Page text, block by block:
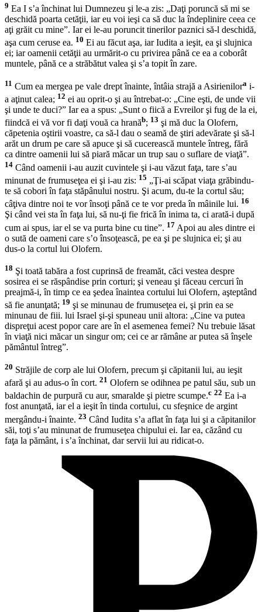
9 Ea I s’a închinat lui Dumnezeu şi le-a zis: „Daţi poruncă să mi se
deschidă poarta cetăţii, iar eu voi ieşi ca să duc la îndeplinire ceea ce
aţi grăit cu mine”. Iar ei le-au poruncit tinerilor paznici să-l deschidă,
aşa cum ceruse ea. 10 Ei au făcut aşa, iar Iudita a ieşit, ea şi slujnica
ei; iar oamenii cetăţii au urmărit-o cu privirea până ce ea a coborât
muntele, până ce a străbătut valea şi s’a topit în zare.
11 Cum ea mergea pe vale drept înainte, întâia strajă a Asirienilora i-
a aţinut calea; 12 ei au oprit-o şi au întrebat-o: „Cine eşti, de unde vii
şi unde te duci?” Iar ea a spus: „Sunt o fiică a Evreilor şi fug de la ei,
fiindcă ei vă vor fi daţi vouă ca hranăb; 13 şi mă duc la Olofern,
căpetenia oştirii voastre, ca să-l dau o seamă de ştiri adevărate şi să-l
arăt un drum pe care să apuce şi să cucerească muntele întreg, fără
ca dintre oamenii lui să piară măcar un trup sau o suflare de viaţă”.
14 Când oamenii i-au auzit cuvintele şi i-au văzut faţa, tare s’au
minunat de frumuseţea ei şi i-au zis: 15 „Ţi-ai scăpat viaţa grăbindu-
te să cobori în faţa stăpânului nostru. Şi acum, du-te la cortul său;
câţiva dintre noi te vor însoţi până ce te vor preda în mâinile lui. 16
Şi când vei sta în faţa lui, să nu-ţi fie frică în inima ta, ci arată-i după
cum ai spus, iar el se va purta bine cu tine”. 17 Apoi au ales dintre ei
o sută de oameni care s’o însoţească, pe ea şi pe slujnica ei; şi au
dus-o la cortul lui Olofern.
18 Şi toată tabăra a fost cuprinsă de freamăt, căci vestea despre
sosirea ei se răspândise prin corturi; şi veneau şi făceau cercuri în
preajmă-i, în timp ce ea şedea înaintea cortului lui Olofern, aşteptând
să fie anunţată; 19 şi se minunau de frumuseţea ei, şi prin ea se
minunau de fiii. lui Israel şi-şi spuneau unii altora: „Cine va putea
dispreţui acest popor care are în el asemenea femei? Nu trebuie lăsat
în viaţă nici măcar un singur om; cei ce ar rămâne ar putea să înşele
pământul întreg”.
20 Străjile de corp ale lui Olofern, precum şi căpitanii lui, au ieşit
afară şi au adus-o în cort. 21 Olofern se odihnea pe patul său, sub un
baldachin de purpură cu aur, smaralde şi pietre scumpe.c 22 Ea i-a
fost anunţată, iar el a ieşit în tinda cortului, cu sfeşnice de argint
mergându-i înainte. 23 Când Iudita s’a aflat în faţa lui şi a căpitanilor
săi, toţi s’au minunat de frumuseţea chipului ei. Iar ea, căzând cu
faţa la pământ, i s’a închinat, dar servii lui au ridicat-o.